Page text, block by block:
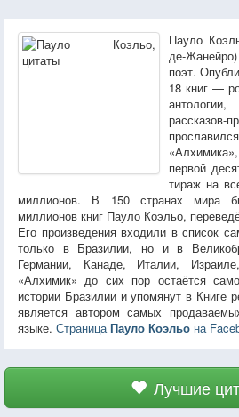
Пауло
де-
поэт.
18 книг —
первой
тираж на
миллионов. В 150 странах мира
миллионов книг Пауло Коэльо,
Его произведения входили в список
только в Бразилии, но и в
Германии, Канаде, Италии,
«Алхимик» до сих пор остаётся
истории Бразилии и упомянут в Книге
является автором самых
языке. Страница Пауло Коэльо на
Лучшие